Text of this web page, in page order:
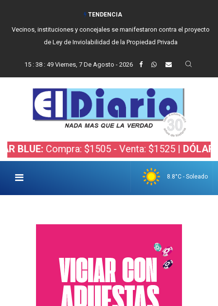
TENDENCIA
Vecinos, instituciones y concejales se manifestaron contra el proyecto
de Ley de Inviolabilidad de la Propiedad Privada
15: 38: 50 Viernes, 7 De Agosto - 2026
Compra: $1505 - Venta: $1525 | DÓLAR BOLSA:
8.8°C - Soleado